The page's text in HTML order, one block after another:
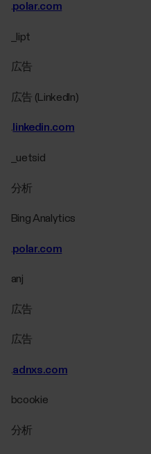
.polar.com
_lipt
広告
広告 (LinkedIn)
. linkedin.com
_uetsid
分析
Bing Analytics
.polar.com
anj
広告
広告
.adnxs.com
bcookie
分析